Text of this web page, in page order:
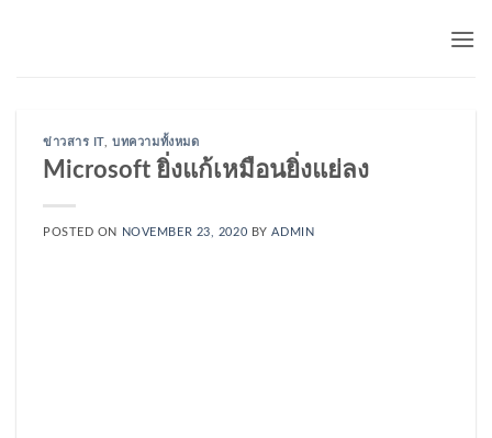
ข่าวสาร IT ,บทความทั้งหมด
Microsoft ยิ่งแก้เหมือนยิ่งแย่ลง
POSTED ON NOVEMBER 23, 2020 BYADMIN